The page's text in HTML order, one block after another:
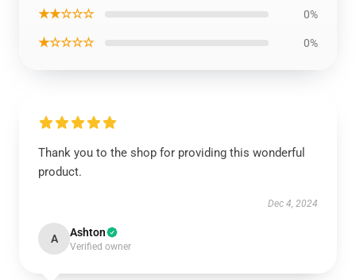
★★☆☆☆ 0%
★☆☆☆☆ 0%
Thank you to the shop for providing this wonderful
product.
Dec 4, 2024
A Ashton
Verified owner